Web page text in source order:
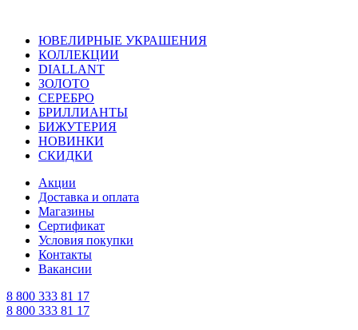
ЮВЕЛИРНЫЕ УКРАШЕНИЯ
КОЛЛЕКЦИИ
DIALLANT
ЗОЛОТО
СЕРЕБРО
БРИЛЛИАНТЫ
БИЖУТЕРИЯ
НОВИНКИ
СКИДКИ
Акции
Доставка и оплата
Магазины
Сертификат
Условия покупки
Контакты
Вакансии
8 800 333 81 17
8 800 333 81 17